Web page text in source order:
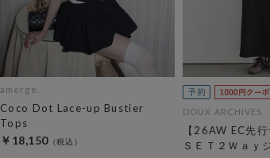
amerge.
Coco Dot Lace-up Bustier
Tops
￥18,150
DOUX ARCHIVES
【26AW EC先
ＳＥＴ２Ｗａｙ